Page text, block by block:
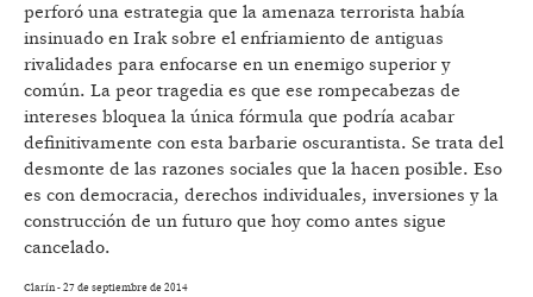
perforó una estrategia que la amenaza terrorista había
insinuado en Irak sobre el enfriamiento de antiguas
rivalidades para enfocarse en un enemigo superior y
común. La peor tragedia es que ese rompecabezas de
intereses bloquea la única fórmula que podría acabar
definitivamente con esta barbarie oscurantista. Se trata del
desmonte de las razones sociales que la hacen posible. Eso
es con democracia, derechos individuales, inversiones y la
construcción de un futuro que hoy como antes sigue
cancelado.
Clarín - 27 de septiembre de 2014